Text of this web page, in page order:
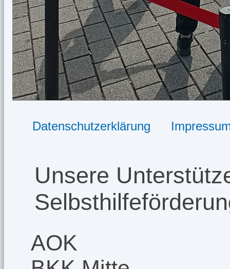
Datenschutzerklärung
Unsere
AOK